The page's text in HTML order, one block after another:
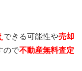
できる可能性や売却
ので不動産無料査定